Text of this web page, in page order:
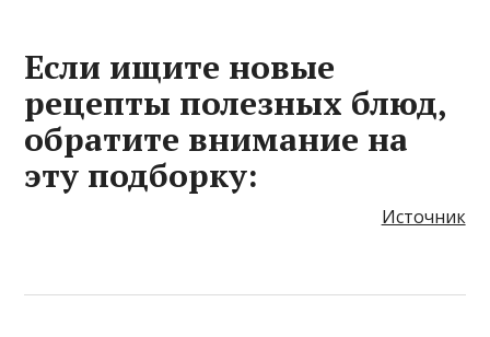
Если ищите новые
рецепты полезных блюд,
обратите внимание на
эту подборку:
Источник